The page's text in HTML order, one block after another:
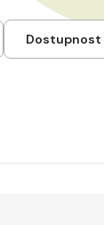
Dostupnost